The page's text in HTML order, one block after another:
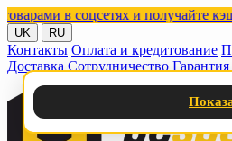
в соцсетях и получайте
UK RU
Контакты Оплата и кредитование
Доставка Сотрудничество